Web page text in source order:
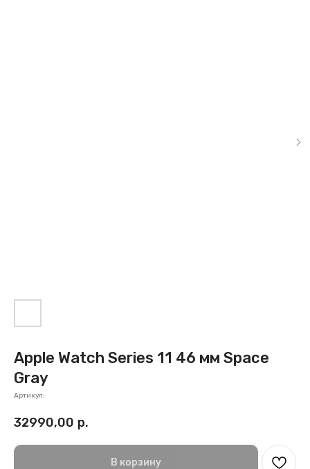
Apple Watch Series 11 46 мм Space
Gray
Артикул:
32990,00 р.
В корзину